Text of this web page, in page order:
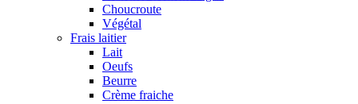
Choucroute
Végétal
Frais laitier
Lait
Oeufs
Beurre
Crème fraiche